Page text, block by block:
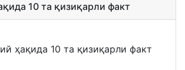
10 та қизиқарли факт